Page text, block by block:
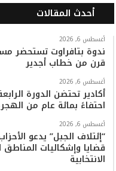
س
ب
و
ك
ي
ت
ر
ت
ي
و
أحدث المقالات
أغسطس 6, 2026
ندوة بتافراوت تستحضر
قرن من خطاب أجدير
أغسطس 6, 2026
احتفاءً بمائة عام من
أغسطس 6, 2026
“إئتلاف الجبل” يدعو
قضايا وإشكاليات
الانتخابية